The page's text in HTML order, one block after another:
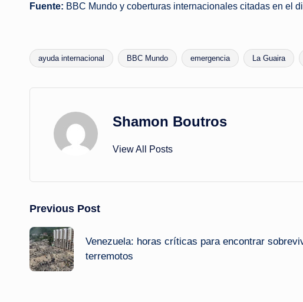
Fuente: BBC Mundo y coberturas internacionales citadas en el
Tags:
ayuda internacional BBC Mundo emergencia La Guaira
Shamon Boutros
View All Posts
Post
navigation
Previous Post
Venezuela: horas críticas para encontrar
terremotos